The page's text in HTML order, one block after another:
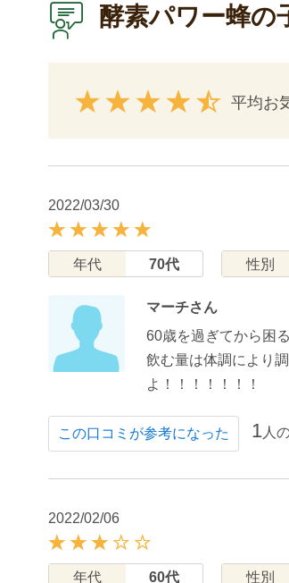
酵素パワー蜂の
平均お
2022/03/30
年代 70代 性別
マーチさん
60歳を過ぎてから困
飲む量は体調により
よ！！！！！！！
この口コミが参考になった 1 人
2022/02/06
年代 60代 性別